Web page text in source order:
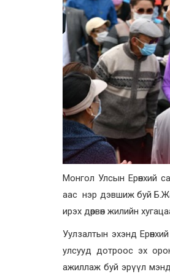
Монгол Улсын Ерөнхий
аас нэр дэвшиж буй
ирэх дөрвөн жилийн
Уулзалтын эхэнд
улсууд дотроос эх
ажиллаж буй эрүүл мэнд,